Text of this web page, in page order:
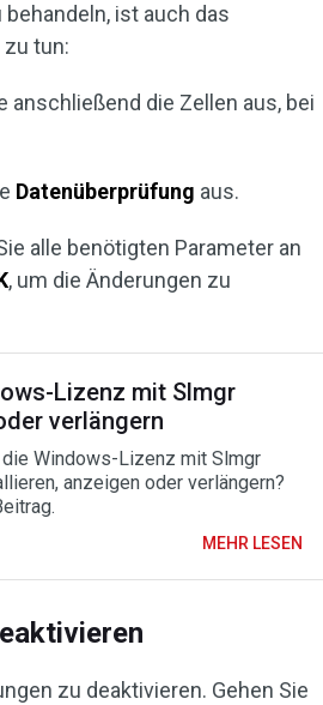
ist auch das
zu tun:
anschließend die Zellen aus, bei
Datenüberprüfung aus.
alle benötigten Parameter an
, um die Änderungen zu
Lizenz mit Slmgr
verlängern
Windows-Lizenz mit Slmgr
anzeigen oder verlängern?
MEHR LESEN
zu deaktivieren. Gehen Sie